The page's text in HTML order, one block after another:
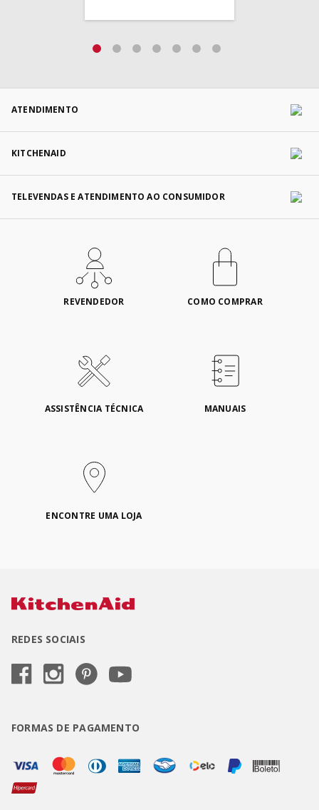
ATENDIMENTO
KITCHENAID
TELEVENDAS E ATENDIMENTO AO CONSUMIDOR
REVENDEDOR COMO COMPRAR
ASSISTÊNCIA TÉCNICA MANUAIS
ENCONTRE UMA LOJA
REDES SOCIAIS
FORMAS DE PAGAMENTO